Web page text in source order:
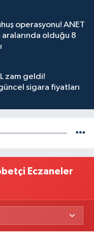
operasyonu! ANET
aralarında olduğu 8
zam geldi!
sigara fiyatları
Eczaneler